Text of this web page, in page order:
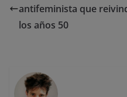
antifeminista que
los años 50